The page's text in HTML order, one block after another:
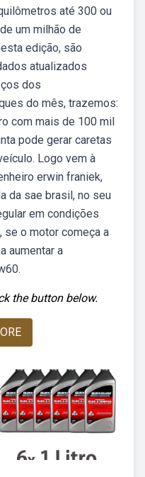
até 300 ou
um milhão de
edição, são
atualizados
dos
do mês, trazemos:
com mais de 100 mil
pode gerar caretas
Logo vem à
erwin franiek,
da sae brasil, no seu
em condições
o motor começa a
aumentar a
the button below.